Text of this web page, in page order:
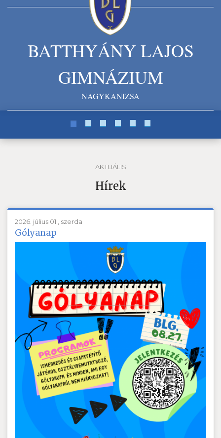
BATTHYÁNY LAJOS
GIMNÁZIUM
NAGYKANIZSA
AKTUÁLIS
Hírek
2026. július 01., szerda
Gólyanap